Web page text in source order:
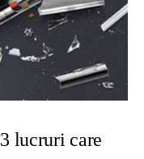
3 lucruri care